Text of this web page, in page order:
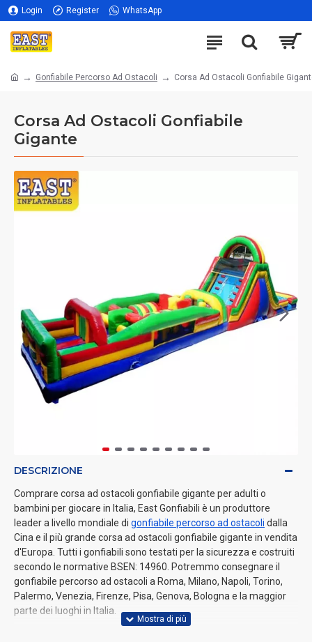
Login Register WhatsApp
Gonfiabile Percorso Ad Ostacoli Corsa Ad Ostacoli Gonfiabile
Corsa Ad Ostacoli Gonfiabile
Gigante
DESCRIZIONE
Comprare corsa ad ostacoli gonfiabile gigante per adulti o
bambini per giocare in Italia, East Gonfiabili è un produttore
leader a livello mondiale di gonfiabile percorso ad ostacoli dalla
Cina e il più grande corsa ad ostacoli gonfiabile gigante in vendita
d'Europa. Tutti i gonfiabili sono testati per la sicurezza e costruiti
secondo le normative BSEN: 14960. Potremmo consegnare il
gonfiabile percorso ad ostacoli a Roma, Milano, Napoli, Torino,
Palermo, Venezia, Firenze, Pisa, Genova, Bologna e la maggior
parte dei luoghi in Italia.